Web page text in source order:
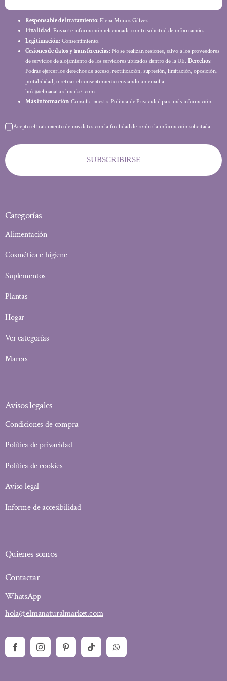
Responsable del tratamiento: Elena Muñoz Gálvez .
Finalidad: Enviarte información relacionada con tu solicitud de información.
Legitimación: Consentimiento.
Cesiones de datos y transferencias: No se realizan cesiones, salvo a los proveedores
de servicios de alojamiento de los servidores ubicados dentro de la UE. Derechos:
Podrás ejercer los derechos de acceso, rectificación, supresión, limitación, oposición,
portabilidad, o retirar el consentimiento enviando un email a
hola@elmanaturalmarket.com
Más información: Consulta nuestra Política de Privacidad para más información.
Acepto el tratamiento de mis datos con la finalidad de recibir la información solicitada
SUBSCRIBIRSE
Categorías
Alimentación
Cosmética e higiene
Suplementos
Plantas
Hogar
Ver categorías
Marcas
Avisos legales
Condiciones de compra
Política de privacidad
Política de cookies
Aviso legal
Informe de accesibilidad
Quienes somos
Contactar
WhatsApp
hola@elmanaturalmarket.com